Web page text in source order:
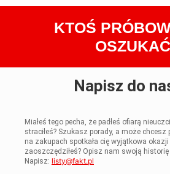
KTOŚ
Napisz do
Miałeś tego pecha, że padłeś ofiarą
straciłeś? Szukasz porady, a może chcesz
na zakupach spotkała cię wyjątkowa
zaoszczędziłeś? Opisz nam swoją
Napisz: listy@fakt.pl